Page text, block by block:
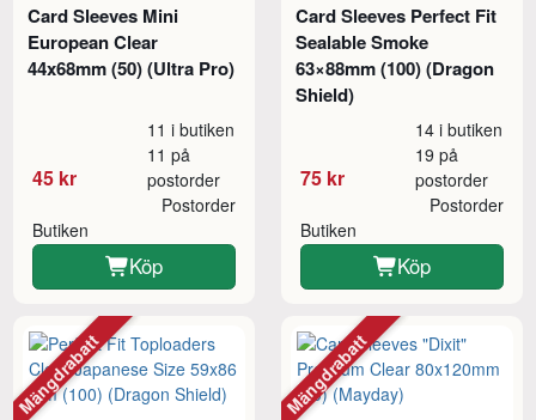
Card Sleeves Mini
European Clear
44x68mm (50) (Ultra Pro)
45 kr
11 i butiken
11 på
postorder
Butiken
Postorder
Köp
Card Sleeves Perfect Fit
Sealable Smoke
63×88mm (100) (Dragon
Shield)
75 kr
14 i butiken
19 på
postorder
Butiken
Postorder
Köp
Mängdrabatt Mängdrabatt